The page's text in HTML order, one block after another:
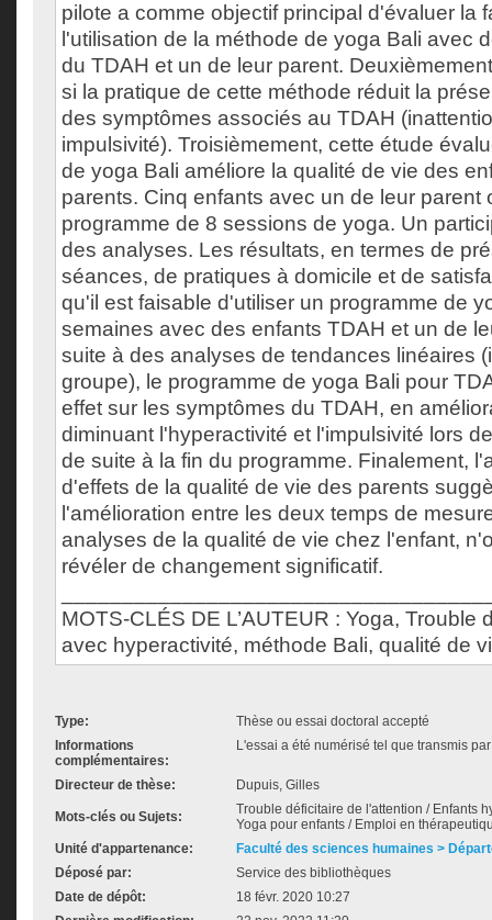
pilote a comme objectif principal d'évaluer la
l'utilisation de la méthode de yoga Bali avec
du TDAH et un de leur parent.
si la pratique de cette méthode réduit la
des symptômes associés au TDAH
impulsivité). Troisièmement, cette étude
de yoga Bali améliore la qualité de vie des
parents. Cinq enfants avec un de leur parent
programme de 8 sessions de yoga. Un
des analyses. Les résultats, en termes de
séances, de pratiques à domicile et de
qu'il est faisable d'utiliser un programme de
semaines avec des enfants TDAH et un de
suite à des analyses de tendances linéaires
groupe), le programme de yoga Bali pour
effet sur les symptômes du TDAH, en
diminuant l'hyperactivité et l'impulsivité lors
de suite à la fin du programme. Finalement,
d'effets de la qualité de vie des parents
l'amélioration entre les deux temps de
analyses de la qualité de vie chez l'enfant,
révéler de changement significatif.
MOTS-CLÉS DE L’AUTEUR : Yoga, Trouble
avec hyperactivité, méthode Bali, qualité de
Type:
Thèse ou essai doctoral accepté
Informations
complémentaires:
L'essai a été numérisé tel que transmis
Directeur de thèse: Dupuis, Gilles
Mots-clés ou Sujets:
Trouble déficitaire de l'attention / Enfants
Yoga pour enfants / Emploi en
Unité d'appartenance:
Faculté des sciences humaines >
Déposé par:
Service des bibliothèques
Date de dépôt:
18 févr. 2020 10:27